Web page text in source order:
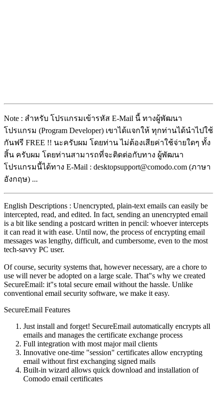
Note : สำหรับ โปรแกรมเข้ารหัส E-Mail นี้ ทางผู้พัฒนา
โปรแกรม (Program Developer) เขาได้แจกให้ ทุกท่านได้นำไปใช้
กันฟรี FREE !! นะครับผม โดยท่าน ไม่ต้องเสียค่าใช้จ่ายใดๆ ทั้ง
สิ้น ครับผม โดยท่านสามารถที่จะติดต่อกับทาง ผู้พัฒนา
โปรแกรมนี้ได้ทาง E-Mail : desktopsupport@comodo.com (ภาษา
อังกฤษ) ...
English Descriptions : Unencrypted, plain-text emails can easily be
intercepted, read, and edited. In fact, sending an unencrypted email
is a bit like sending a postcard written in pencil: whoever intercepts
it can read it with ease. Until now, the process of encrypting email
messages was lengthy, difficult, and cumbersome, even to the most
tech-savvy PC user.
Of course, security systems that, however necessary, are a chore to
use will never be adopted on a large scale. That"s why we created
SecureEmail: it"s total secure email without the hassle. Unlike
conventional email security software, we make it easy.
SecureEmail Features
Just install and forget! SecureEmail automatically encrypts all
emails and manages the certificate exchange process
Full integration with most major mail clients
Innovative one-time "session" certificates allow encrypting
email without first exchanging signed mails
Built-in wizard allows quick download and installation of
Comodo email certificates